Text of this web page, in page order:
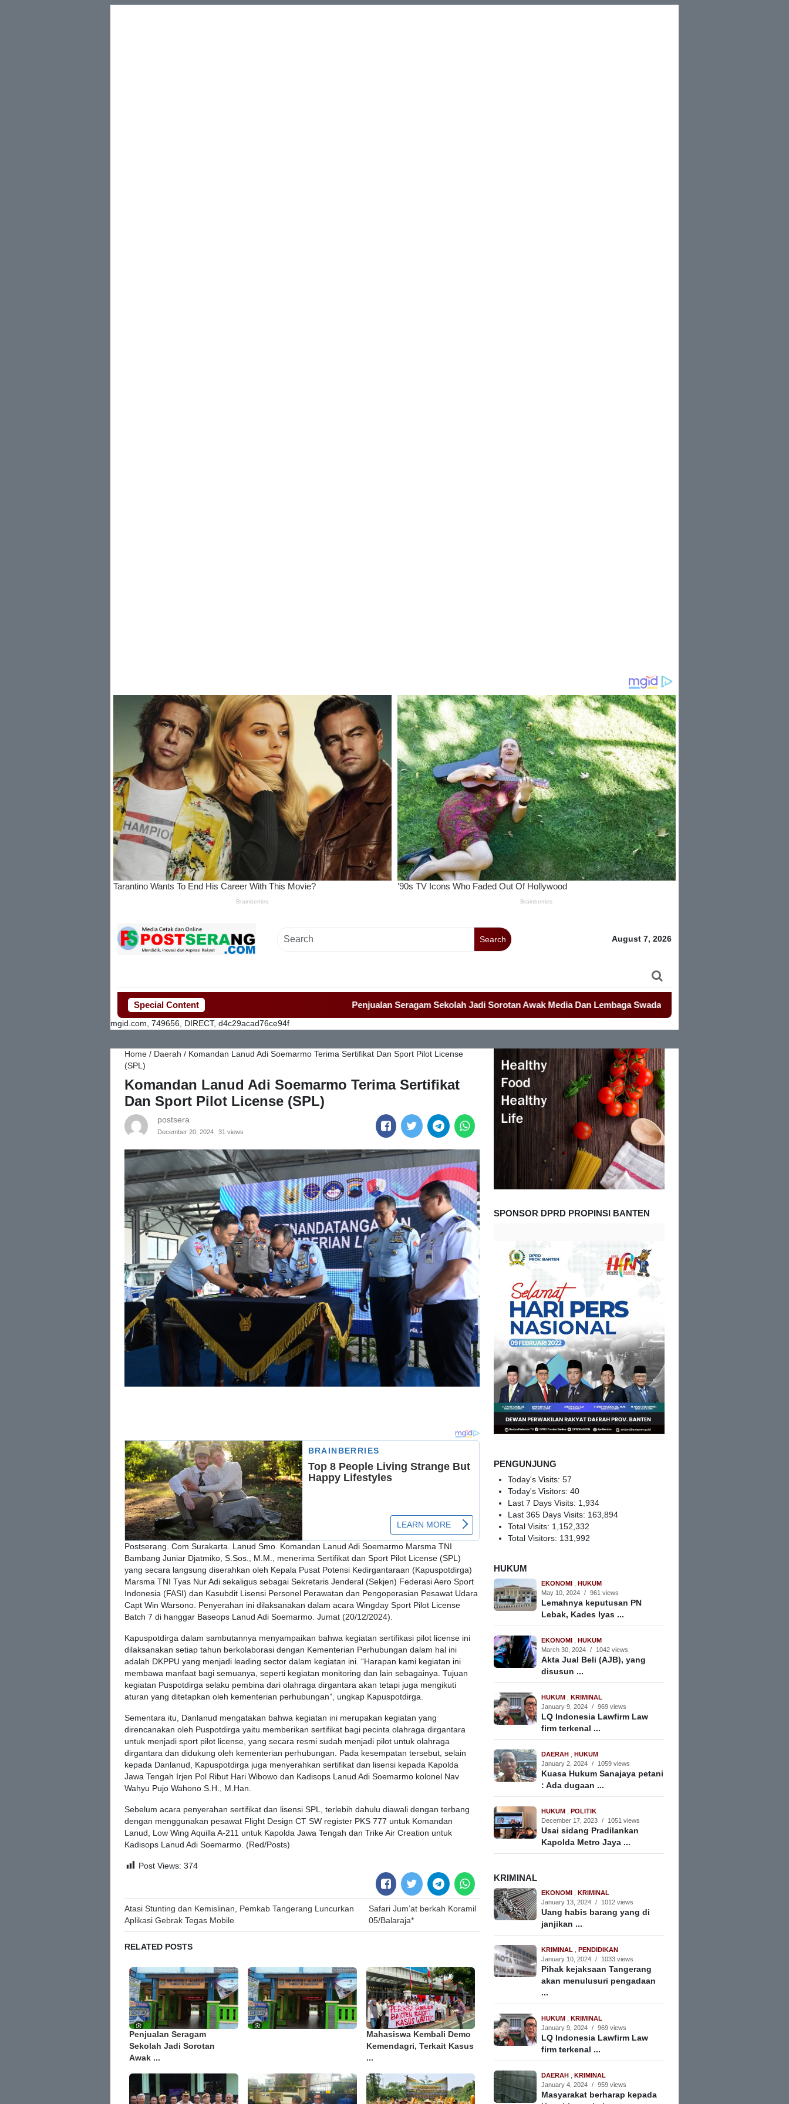
Search August 7, 2026
Special Content Penjualan Seragam Sekolah Jadi Sorotan Awak Media Dan Lembaga Swadaya Masyarakat
mgid.com, 749656, DIRECT, d4c29acad76ce94f
Home / Daerah / Komandan Lanud Adi Soemarmo Terima Sertifikat Dan Sport Pilot License
(SPL)
Komandan Lanud Adi Soemarmo Terima Sertifikat
Dan Sport Pilot License (SPL)
postsera
December 20, 2024 31 views
Postserang. Com Surakarta. Lanud Smo. Komandan Lanud Adi Soemarmo Marsma TNI
Bambang Juniar Djatmiko, S.Sos., M.M., menerima Sertifikat dan Sport Pilot License (SPL)
yang secara langsung diserahkan oleh Kepala Pusat Potensi Kedirgantaraan (Kapuspotdirga)
Marsma TNI Tyas Nur Adi sekaligus sebagai Sekretaris Jenderal (Sekjen) Federasi Aero Sport
Indonesia (FASI) dan Kasubdit Lisensi Personel Perawatan dan Pengoperasian Pesawat Udara
Capt Win Warsono. Penyerahan ini dilaksanakan dalam acara Wingday Sport Pilot License
Batch 7 di hanggar Baseops Lanud Adi Soemarmo. Jumat (20/12/2024).
Kapuspotdirga dalam sambutannya menyampaikan bahwa kegiatan sertifikasi pilot license ini
dilaksanakan setiap tahun berkolaborasi dengan Kementerian Perhubungan dalam hal ini
adalah DKPPU yang menjadi leading sector dalam kegiatan ini. “Harapan kami kegiatan ini
membawa manfaat bagi semuanya, seperti kegiatan monitoring dan lain sebagainya. Tujuan
kegiatan Puspotdirga selaku pembina dari olahraga dirgantara akan tetapi juga mengikuti
aturan yang ditetapkan oleh kementerian perhubungan”, ungkap Kapuspotdirga.
Sementara itu, Danlanud mengatakan bahwa kegiatan ini merupakan kegiatan yang
direncanakan oleh Puspotdirga yaitu memberikan sertifikat bagi pecinta olahraga dirgantara
untuk menjadi sport pilot license, yang secara resmi sudah menjadi pilot untuk olahraga
dirgantara dan didukung oleh kementerian perhubungan. Pada kesempatan tersebut, selain
kepada Danlanud, Kapuspotdirga juga menyerahkan sertifikat dan lisensi kepada Kapolda
Jawa Tengah Irjen Pol Ribut Hari Wibowo dan Kadisops Lanud Adi Soemarmo kolonel Nav
Wahyu Pujo Wahono S.H., M.Han.
Sebelum acara penyerahan sertifikat dan lisensi SPL, terlebih dahulu diawali dengan terbang
dengan menggunakan pesawat Flight Design CT SW register PKS 777 untuk Komandan
Lanud, Low Wing Aquilla A-211 untuk Kapolda Jawa Tengah dan Trike Air Creation untuk
Kadisops Lanud Adi Soemarmo. (Red/Posts)
Post Views: 374
Post
navigation
Atasi Stunting dan Kemislinan, Pemkab Tangerang Luncurkan
Aplikasi Gebrak Tegas Mobile
Safari Jum’at berkah Koramil
05/Balaraja*
RELATED POSTS
Penjualan Seragam
Sekolah Jadi Sorotan
Awak ...
Mahasiswa Kembali Demo
Kemendagri, Terkait Kasus
...
SPONSOR DPRD PROPINSI BANTEN
PENGUNJUNG
Today's Visits:57
Today's Visitors:40
Last 7 Days Visits: 1,934
Last 365 Days Visits: 163,894
Total Visits: 1,152,332
Total Visitors: 131,992
HUKUM
EKONOMI
HUKUM
May 10, 2024 / 961 views
Lemahnya keputusan PN
Lebak, Kades Iyas ...
EKONOMI
HUKUM
March 30, 2024 / 1042 views
Akta Jual Beli (AJB), yang
disusun ...
HUKUM
KRIMINAL
January 9, 2024 / 969 views
LQ Indonesia Lawfirm Law
firm terkenal ...
DAERAH
HUKUM
January 2, 2024 / 1059 views
Kuasa Hukum Sanajaya petani
: Ada dugaan ...
HUKUM
POLITIK
December 17, 2023 / 1051 views
Usai sidang Pradilankan
Kapolda Metro Jaya ...
KRIMINAL
EKONOMI
KRIMINAL
January 13, 2024 / 1012 views
Uang habis barang yang di
janjikan ...
KRIMINAL
PENDIDIKAN
January 10, 2024 / 1033 views
Pihak kejaksaan Tangerang
akan menulusuri pengadaan
...
HUKUM
KRIMINAL
January 9, 2024 / 969 views
LQ Indonesia Lawfirm Law
firm terkenal ...
DAERAH
KRIMINAL
January 4, 2024 / 959 views
Masyarakat berharap kepada